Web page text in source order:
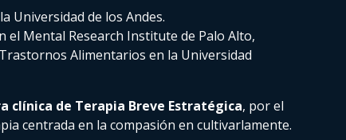
Universidad de los Andes.
el Mental Research Institute de Palo Alto,
Alimentarios en la Universidad
clínica de Terapia Breve Estratégica, por el
centrada en la compasión en cultivarlamente.